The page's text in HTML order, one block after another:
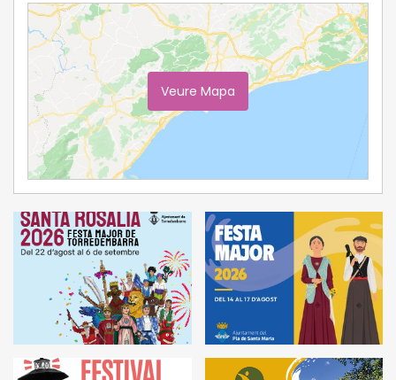
Veure Mapa